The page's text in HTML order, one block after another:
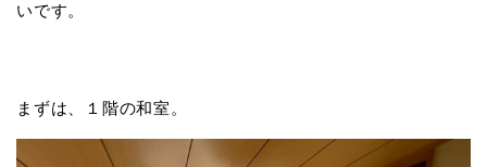
いです。
まずは、１階の和室。